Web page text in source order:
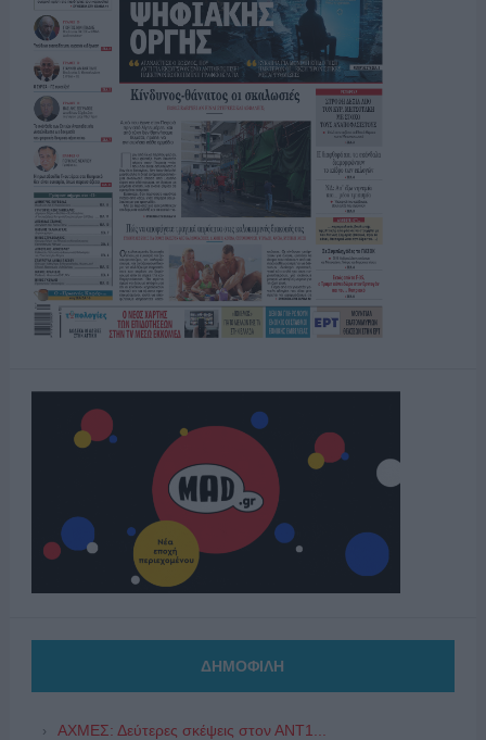
ΔΗΜΟΦΙΛΗ
ΑΧΜΕΣ: Δεύτερες σκέψεις στον ΑΝΤ1...